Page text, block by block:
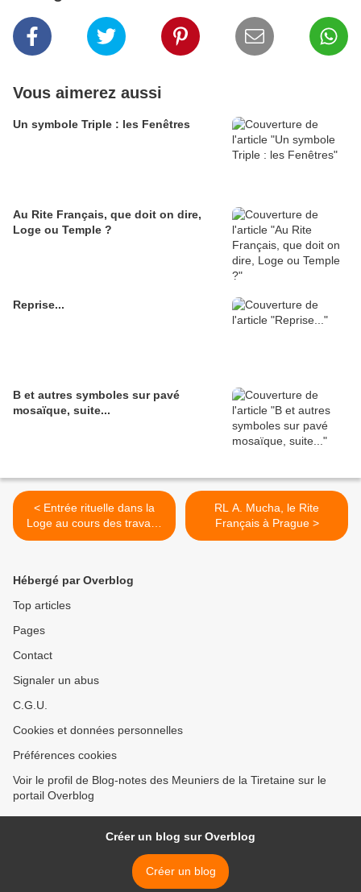
Vous aimerez aussi
Un symbole Triple : les Fenêtres
Au Rite Français, que doit on dire,
Loge ou Temple ?
Reprise...
B et autres symboles sur pavé
mosaïque, suite...
< Entrée rituelle dans la
Loge au cours des travaux
au premier grade... bis
RL A. Mucha, le Rite
Français à Prague >
Hébergé par Overblog
Top articles
Pages
Contact
Signaler un abus
C.G.U.
Cookies et données personnelles
Préférences cookies
Voir le profil de Blog-notes des Meuniers de la Tiretaine sur le
portail Overblog
Créer un blog sur Overblog
Créer un blog